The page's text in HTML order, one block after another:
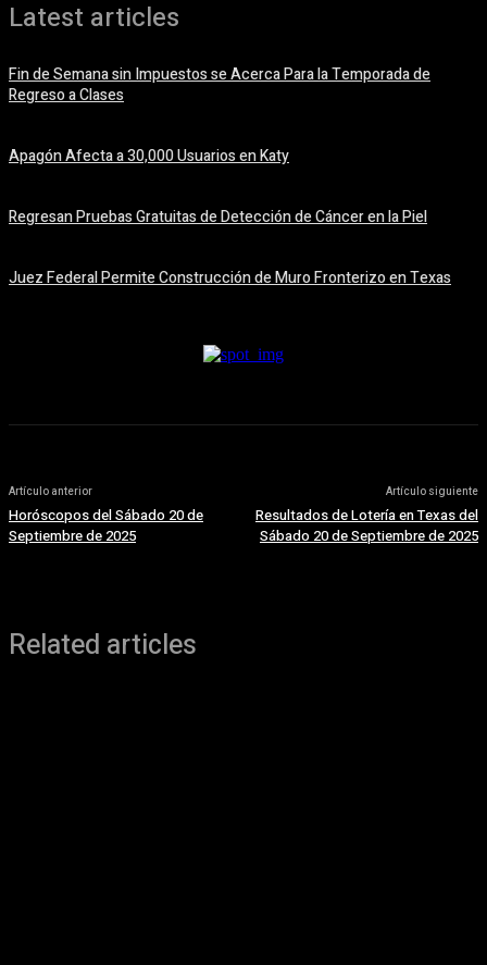
Latest articles
Fin de Semana sin Impuestos se Acerca Para la Temporada de
Regreso a Clases
Apagón Afecta a 30,000 Usuarios en Katy
Regresan Pruebas Gratuitas de Detección de Cáncer en la Piel
Juez Federal Permite Construcción de Muro Fronterizo en Texas
Artículo anterior
Horóscopos del Sábado 20 de
Septiembre de 2025
Artículo siguiente
Resultados de Lotería en Texas del
Sábado 20 de Septiembre de 2025
Related articles